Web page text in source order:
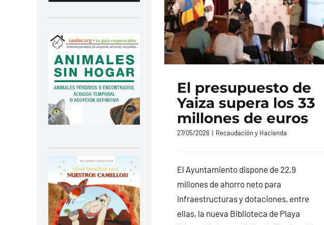
El presupuesto de
Yaiza supera los 33
millones de euros
27/05/2026 | Recaudación y Hacienda
El Ayuntamiento dispone de 22,9
millones de ahorro neto para
infraestructuras y dotaciones, entre
ellas, la nueva Biblioteca de Playa